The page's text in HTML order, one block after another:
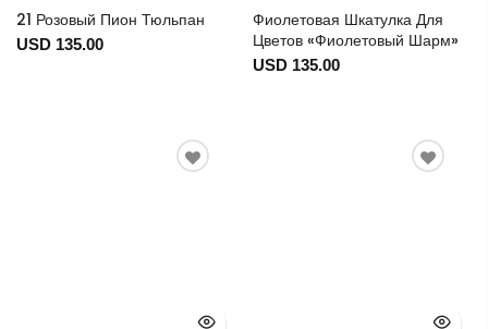
21 Розовый Пион Тюльпан
USD 135.00
Фиолетовая Шкатулка Для
Цветов «Фиолетовый Шарм»
USD 135.00